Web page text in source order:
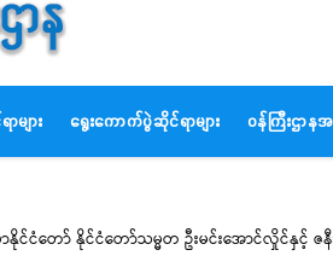
များ ရွေးကောက်ပွဲဆိုင်ရာများ ဝန်ကြီးဌာနအ
ငံတော် နိုင်ငံတော်သမ္မတ ဦးမင်းအောင်လှိုင်နှင့် ဇ